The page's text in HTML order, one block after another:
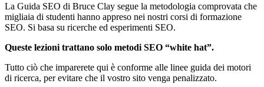
La Guida SEO di Bruce Clay segue la metodologia comprovata che
migliaia di studenti hanno appreso nei nostri corsi di formazione
SEO. Si basa su ricerche ed esperimenti SEO.
Queste lezioni trattano solo metodi SEO “white hat”.
Tutto ciò che imparerete qui è conforme alle linee guida dei motori
di ricerca, per evitare che il vostro sito venga penalizzato.